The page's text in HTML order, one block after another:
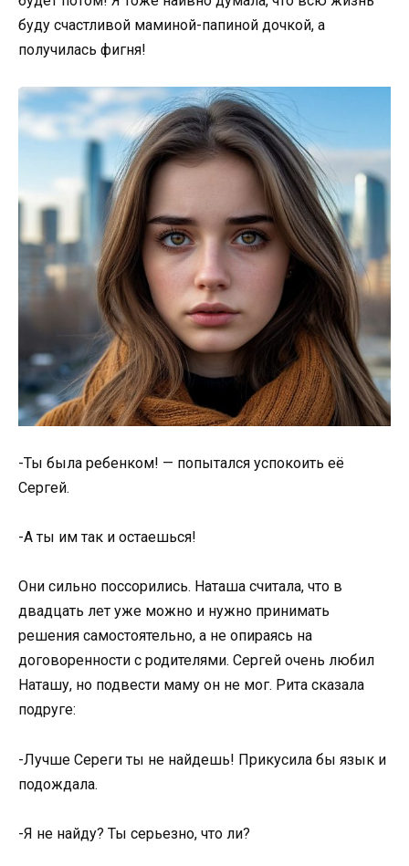
буду счастливой маминой-папиной дочкой, а
получилась фигня!
-Ты была ребенком! — попытался успокоить её
Сергей.
-А ты им так и остаешься!
Они сильно поссорились. Наташа считала, что в
двадцать лет уже можно и нужно принимать
решения самостоятельно, а не опираясь на
договоренности с родителями. Сергей очень любил
Наташу, но подвести маму он не мог. Рита сказала
подруге:
-Лучше Сереги ты не найдешь! Прикусила бы язык и
подождала.
-Я не найду? Ты серьезно, что ли?